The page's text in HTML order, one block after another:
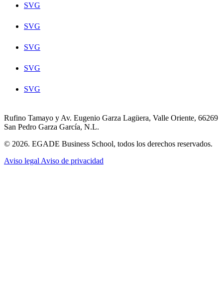
SVG
SVG
SVG
SVG
SVG
Rufino Tamayo y Av. Eugenio Garza Lagüera, Valle Oriente, 66269
San Pedro Garza García, N.L.
© 2026. EGADE Business School, todos los derechos reservados.
Aviso legal Aviso de privacidad